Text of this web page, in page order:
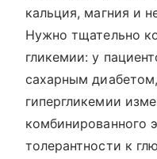
кальция, магния и
Нужно тщательно
гликемии: у
сахарным
гипергликемии
комбинированного
толерантности к